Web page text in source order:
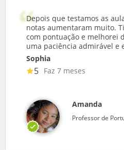
Depois que testamos as
notas aumentaram muito.
com pontuação e melhorei
uma paciência admirável e
Sophia
5 Faz 7 meses
Amanda
Professor de